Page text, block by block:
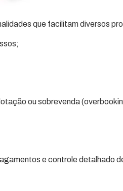
que facilitam diversos
ou sobrevenda
e controle detalhado